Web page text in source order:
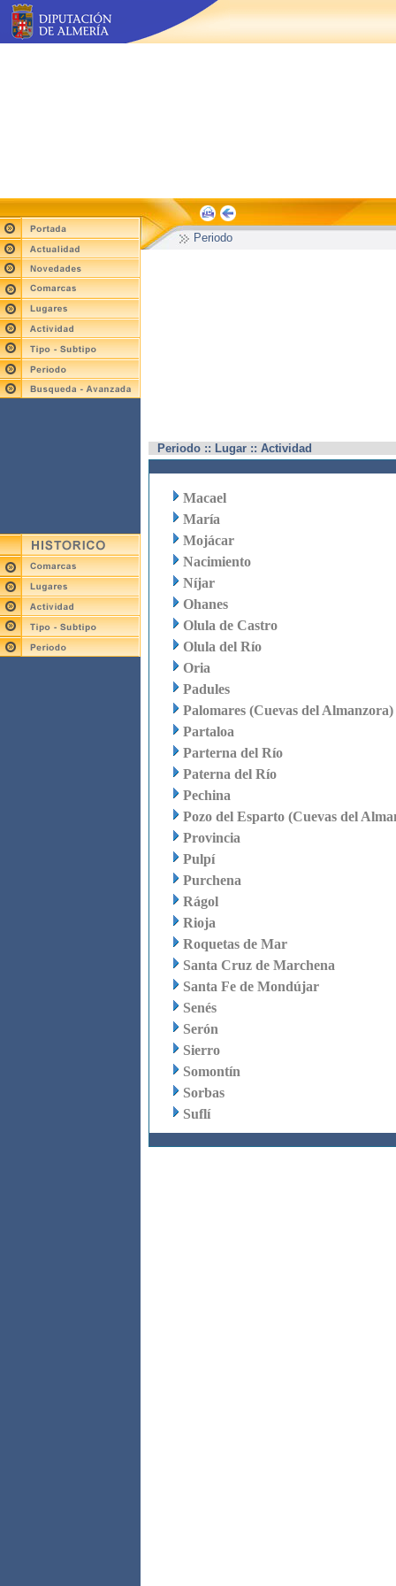
Periodo
Periodo :: Lugar :: Actividad
Macael
María
Mojácar
Nacimiento
Níjar
Ohanes
Olula de Castro
Olula del Río
Oria
Padules
Palomares (Cuevas del Almanzora)
Partaloa
Parterna del Río
Paterna del Río
Pechina
Pozo del Esparto (Cuevas del
Provincia
Pulpí
Purchena
Rágol
Rioja
Roquetas de Mar
Santa Cruz de Marchena
Santa Fe de Mondújar
Senés
Serón
Sierro
Somontín
Sorbas
Suflí